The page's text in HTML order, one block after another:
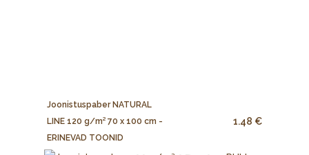
Joonistuspaber NATURAL
LINE 120 g/m² 70 x 100 cm -
ERINEVAD TOONID
1.48 €